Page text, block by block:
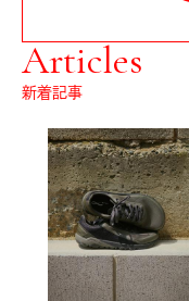
Articles
新着記事